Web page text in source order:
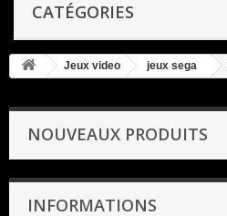
CATÉGORIES
Jeux video jeux sega
NOUVEAUX PRODUITS
INFORMATIONS